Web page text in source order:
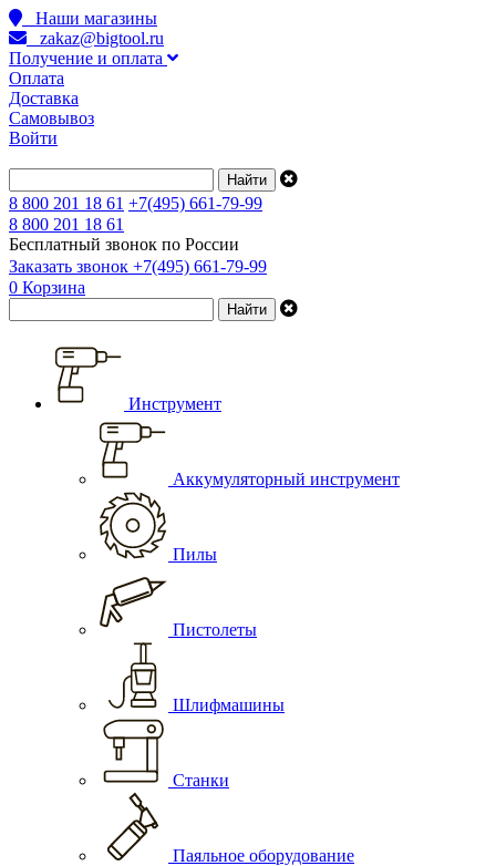
Наши магазины
zakaz@bigtool.ru
Получение и оплата
Оплата
Доставка
Самовывоз
Войти
8 800 201 18 61 +7(495) 661-79-99
8 800 201 18 61
Бесплатный звонок по России
Заказать звонок +7(495) 661-79-99
0 Корзина
Инструмент
Аккумуляторный инструмент
Пилы
Пистолеты
Шлифмашины
Станки
Паяльное оборудование